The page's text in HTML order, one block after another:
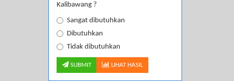
Kalibawang ?
Sangat dibutuhkan
Dibutuhkan
Tidak dibutuhkan
SUBMIT LIHAT HASIL